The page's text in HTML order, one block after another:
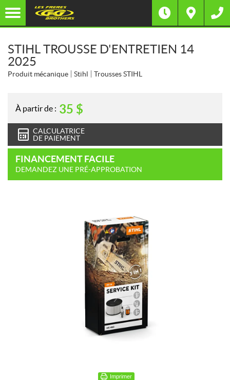
STIHL TROUSSE D'ENTRETIEN 14
2025
Produit mécanique Stihl Trousses STIHL
À partir de : 35 $
CALCULATRICE
DE PAIEMENT
FINANCEMENT FACILE
DEMANDEZ UNE PRÉ-APPROBATION
Imprimer